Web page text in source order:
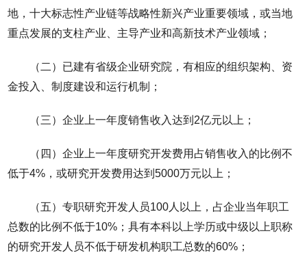
地，十大标志性产业链等战略性新兴产业重要领域，或当地
重点发展的支柱产业、主导产业和高新技术产业领域；
（二）已建有省级企业研究院，有相应的组织架构、资
金投入、制度建设和运行机制；
（三）企业上一年度销售收入达到2亿元以上；
（四）企业上一年度研究开发费用占销售收入的比例不
低于4%，或研究开发费用达到5000万元以上；
（五）专职研究开发人员100人以上，占企业当年职工
总数的比例不低于10%；具有本科以上学历或中级以上职称
的研究开发人员不低于研发机构职工总数的60%；